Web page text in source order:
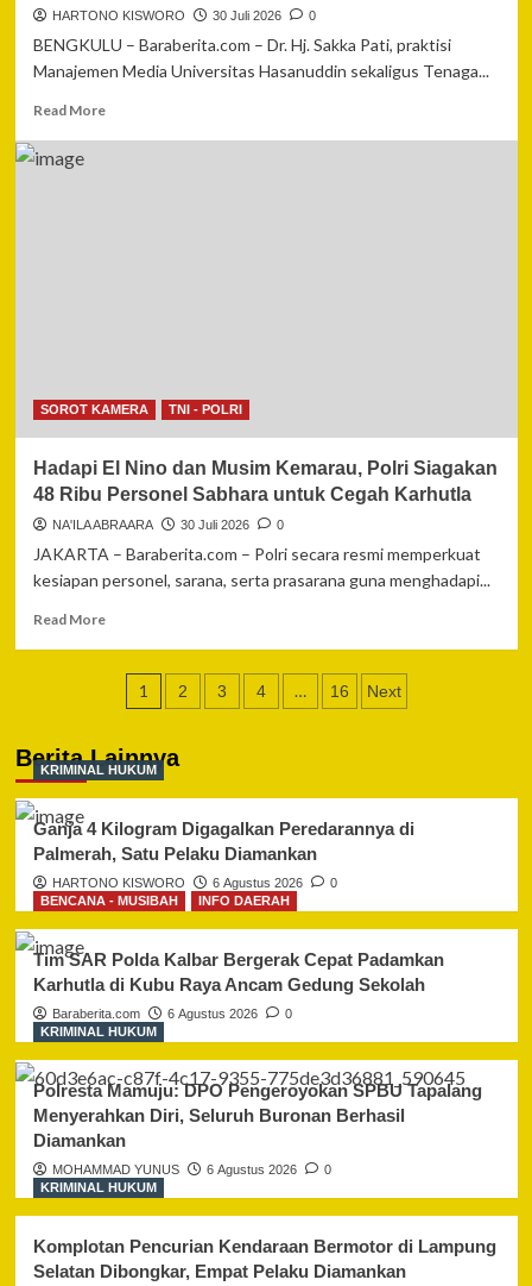
HARTONO KISWORO 30 Juli 2026 0
BENGKULU – Baraberita.com – Dr. Hj. Sakka Pati, praktisi
Manajemen Media Universitas Hasanuddin sekaligus Tenaga...
Read MoreRead
Era
Digital
SOROT KAMERA TNI - POLRI
Hadapi El Nino dan Musim Kemarau, Polri Siagakan
48 Ribu Personel Sabhara untuk Cegah Karhutla
NA'ILA ABRAARA 30 Juli 2026 0
JAKARTA – Baraberita.com – Polri secara resmi memperkuat
kesiapan personel, sarana, serta prasarana guna menghadapi...
Read MoreRead
Hadapi
dan
Musim
Kemarau,
Polri
Siagakan
48
Ribu
Personel
Sabhara
untuk
Cegah
Paginasi
1 2 3 4 … 16 Next
Berita Lainnya
KRIMINAL HUKUM
Ganja 4 Kilogram Digagalkan Peredarannya di
Palmerah, Satu Pelaku Diamankan
HARTONO KISWORO 6 Agustus 2026
0
BENCANA - MUSIBAH
INFO DAERAH
Tim SAR Polda Kalbar Bergerak Cepat Padamkan
Karhutla di Kubu Raya Ancam Gedung Sekolah
Baraberita.com 6 Agustus 2026
0
KRIMINAL HUKUM
Polresta Mamuju: DPO Pengeroyokan SPBU Tapalang
Menyerahkan Diri, Seluruh Buronan Berhasil
Diamankan
MOHAMMAD YUNUS 6 Agustus 2026
0
KRIMINAL HUKUM
Komplotan Pencurian Kendaraan Bermotor di Lampung
Selatan Dibongkar, Empat Pelaku Diamankan